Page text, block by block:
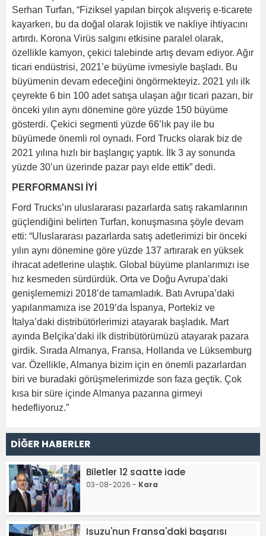
Serhan Turfan, “Fiziksel yapılan birçok alışveriş e-ticarete
kayarken, bu da doğal olarak lojistik ve nakliye ihtiyacını
artırdı. Korona Virüs salgını etkisine paralel olarak,
özellikle kamyon, çekici talebinde artış devam ediyor. Ağır
ticari endüstrisi, 2021’e büyüme ivmesiyle başladı. Bu
büyümenin devam edeceğini öngörmekteyiz. 2021 yılı ilk
çeyrekte 6 bin 100 adet satışa ulaşan ağır ticari pazarı, bir
önceki yılın aynı dönemine göre yüzde 150 büyüme
gösterdi. Çekici segmenti yüzde 66’lık pay ile bu
büyümede önemli rol oynadı. Ford Trucks olarak biz de
2021 yılına hızlı bir başlangıç yaptık. İlk 3 ay sonunda
yüzde 30’un üzerinde pazar payı elde ettik” dedi.
PERFORMANSI İYİ
Ford Trucks’ın uluslararası pazarlarda satış rakamlarının
güçlendiğini belirten Turfan, konuşmasına şöyle devam
etti: “Uluslararası pazarlarda satış adetlerimizi bir önceki
yılın aynı dönemine göre yüzde 137 artırarak en yüksek
ihracat adetlerine ulaştık. Global büyüme planlarımızı ise
hız kesmeden sürdürdük. Orta ve Doğu Avrupa’daki
genişlememizi 2018’de tamamladık. Batı Avrupa’daki
yapılanmamıza ise 2019’da İspanya, Portekiz ve
İtalya’daki distribütörlerimizi atayarak başladık. Mart
ayında Belçika’daki ilk distribütörümüzü atayarak pazara
girdik. Sırada Almanya, Fransa, Hollanda ve Lüksemburg
var. Özellikle, Almanya bizim için en önemli pazarlardan
biri ve buradaki görüşmelerimizde son faza geçtik. Çok
kısa bir süre içinde Almanya pazarına girmeyi
hedefliyoruz.”
DİĞER HABERLER
Biletler 12 saatte iade
03-08-2026 - Kara
Isuzu'nun Fransa'daki başarısı